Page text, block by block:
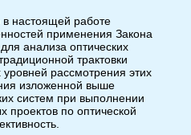
настоящей работе
применения Закона
анализа оптических
трактовки
рассмотрения этих
изложенной выше
систем при выполнении
проектов по оптической